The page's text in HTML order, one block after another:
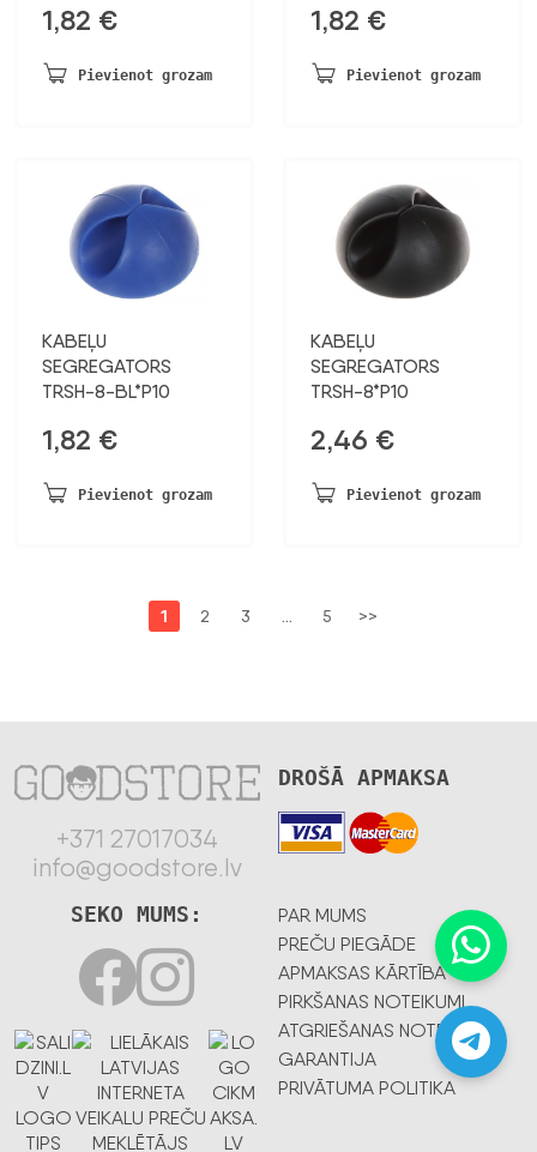
1,82 €
Pievienot grozam
1,82 €
Pievienot grozam
KABEĻU
SEGREGATORS
TRSH-8-BL*P10
1,82 €
Pievienot grozam
KABEĻU
SEGREGATORS
TRSH-8*P10
2,46 €
Pievienot grozam
1 2 3 … 5 >>
+371 27017034
info@goodstore.lv
DROŠĀ APMAKSA
PAR MUMS
PREČU PIEGĀDE
APMAKSAS KĀRTĪBA
PIRKŠANAS NOTEIKUMI
ATGRIEŠANAS NOTEIKUMI
GARANTIJA
PRIVĀTUMA POLITIKA
SEKO MUMS: